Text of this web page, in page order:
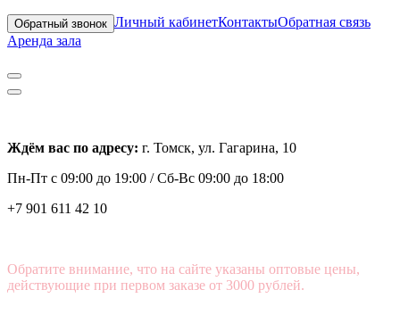
Обратный звонок Личный кабинетКонтактыОбратная связь
Аренда зала
Ждём вас по адресу: г. Томск, ул. Гагарина, 10
Пн-Пт с 09:00 до 19:00 /Сб-Вс 09:00 до 18:00
+7 901 611 42 10
Обратите внимание, что на сайте указаны оптовые цены,
действующие при первом заказе от 3000 рублей.